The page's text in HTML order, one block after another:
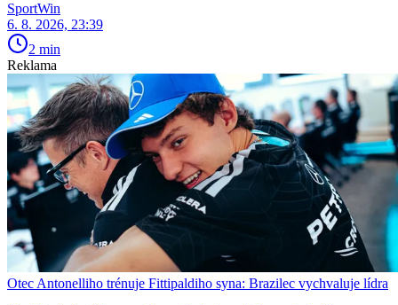
SportWin
6. 8. 2026, 23:39
2 min
Reklama
Otec Antonelliho trénuje Fittipaldiho syna: Brazilec vychvaluje lídra